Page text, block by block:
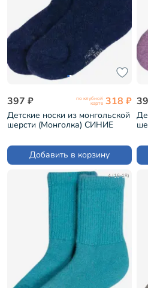
397 ₽ по клубной
карте 318 ₽
Детские носки из монгольской
шерсти (Монголка) СИНИЕ
Добавить в корзину
4 (16-18)